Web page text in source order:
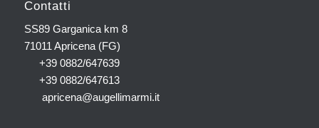
Contatti
SS89 Garganica km 8
71011 Apricena (FG)
+39 0882/647639
+39 0882/647613
apricena@augellimarmi.it